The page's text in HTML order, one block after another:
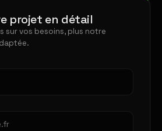
projet en détail
sur vos besoins, plus notre